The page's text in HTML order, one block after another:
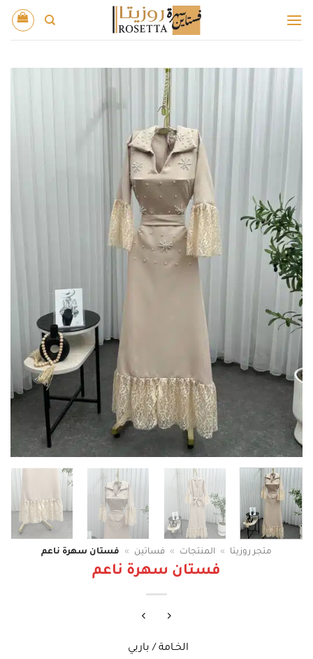
للمحتوى
متجر روزيتا » المنتجات » فساتين » فستان سهرة ناعم
فستان سهرة ناعم
الخـامة / باربي